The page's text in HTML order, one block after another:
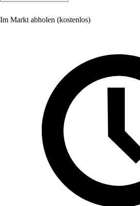
Im Markt abholen (kostenlos)